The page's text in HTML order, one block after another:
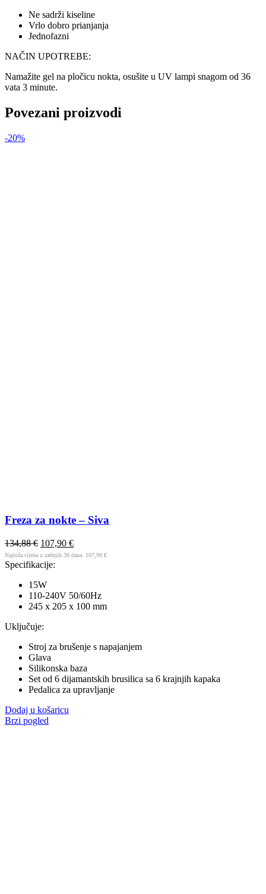
Ne sadrži kiseline
Vrlo dobro prianjanja
Jednofazni
NAČIN UPOTREBE:
Namažite gel na pločicu nokta, osušite u UV lampi snagom od 36
vata 3 minute.
Povezani proizvodi
-20%
Freza za nokte – Siva
134,88€ 107,90 €
Najniža cijena u zadnjih 30 dana: 107,90 €
Specifikacije:
15W
110-240V 50/60Hz
245 x 205 x 100 mm
Uključuje:
Stroj za brušenje s napajanjem
Glava
Silikonska baza
Set od 6 dijamantskih brusilica sa 6 krajnjih kapaka
Pedalica za upravljanje
Dodaj u košaricu
Brzi pogled